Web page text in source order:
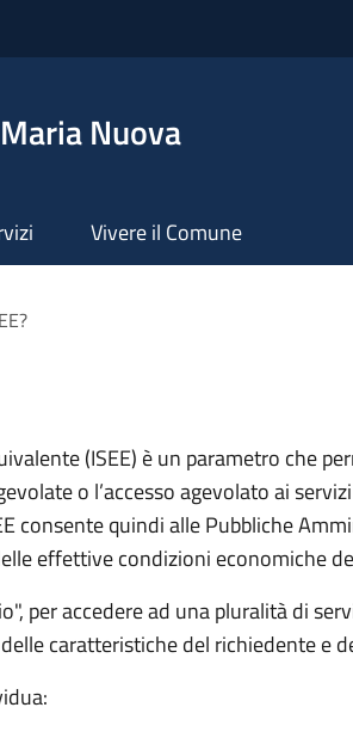
Nuova
Vivere il Comune
(ISEE) è un parametro che
o l’accesso agevolato ai
consente quindi alle Pubbliche
effettive condizioni economiche
per accedere ad una pluralità di
caratteristiche del richiedente e